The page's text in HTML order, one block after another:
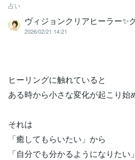
占い
ヴィジョンクリアヒーラー✨
2026/02/21 14:21
ヒーリングに触れていると
ある時から小さな変化が起こり始
それは
「癒してもらいたい」から
「自分でも分かるようになりたい